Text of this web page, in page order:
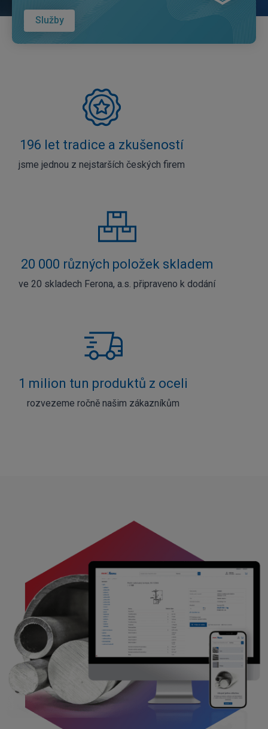
Služby
196 let tradice a zkušeností
jsme jednou z nejstarších českých firem
20 000 různých položek skladem
ve 20 skladech Ferona, a.s. připraveno k dodání
1 milion tun produktů z oceli
rozvezeme ročně našim zákazníkům